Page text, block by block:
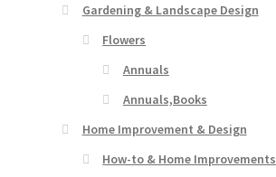
Gardening & Landscape Design
Flowers
Annuals
Annuals,Books
Home Improvement & Design
How-to & Home Improvements